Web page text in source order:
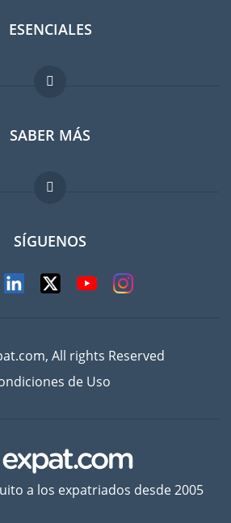
ESENCIALES
para expatriados
para expatriados
en el extranjero
SABER MÁS
FAQ
SÍGUENOS
All rights Reserved
de Uso
a los expatriados desde 2005